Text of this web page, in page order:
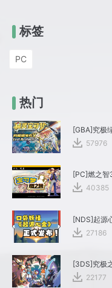
标签
PC
热门
[GBA]究极
57976
[PC]燃之智
40385
[NDS]起源
27186
[3DS]究极
22177